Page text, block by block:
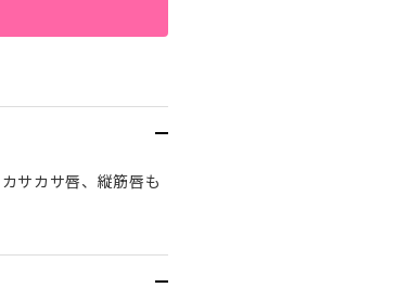
サカサ唇、縦筋唇も